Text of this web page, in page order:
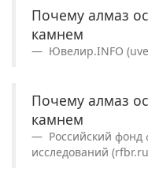
Почему алмаз
камнем
Ювелир.INFO
Почему алмаз
камнем
Российский
исследований